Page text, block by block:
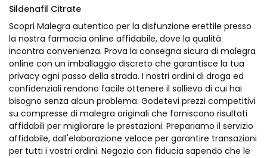
Sildenafil Citrate
Scopri Malegra autentico per la disfunzione erettile presso
la nostra farmacia online affidabile, dove la qualità
incontra convenienza. Prova la consegna sicura di malegra
online con un imballaggio discreto che garantisce la tua
privacy ogni passo della strada. I nostri ordini di droga ed
confidenziali rendono facile ottenere il sollievo di cui hai
bisogno senza alcun problema. Godetevi prezzi competitivi
su compresse di malegra originali che forniscono risultati
affidabili per migliorare le prestazioni. Prepariamo il servizio
affidabile, dall'elaborazione veloce per garantire transazioni
per tutti i vostri ordini. Negozio con fiducia sapendo che le